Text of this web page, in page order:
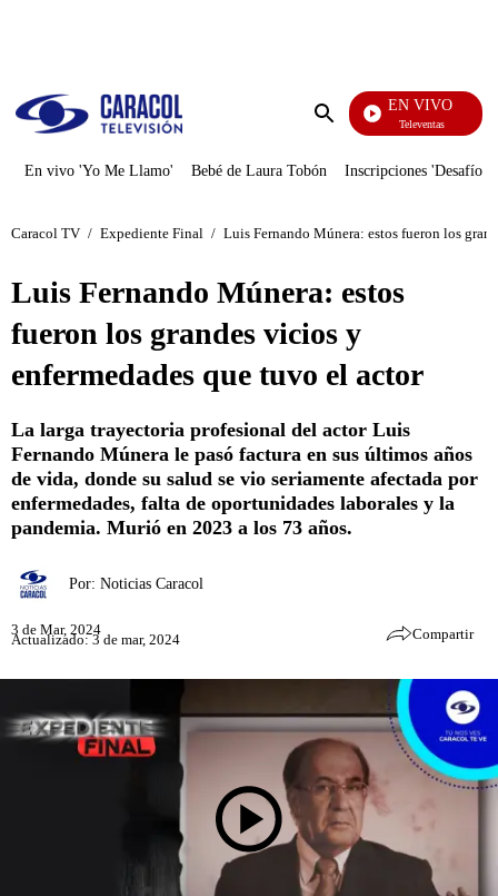
Enviar
EN VIVO
Televentas
En vivo 'Yo Me Llamo' Bebé de Laura Tobón Inscripciones 'Desafío'
Caracol TV / Expediente Final / Luis Fernando Múnera: estos fueron los
Luis Fernando Múnera: estos
fueron los grandes vicios y
enfermedades que tuvo el actor
La larga trayectoria profesional del actor Luis
Fernando Múnera le pasó factura en sus últimos años
de vida, donde su salud se vio seriamente afectada por
enfermedades, falta de oportunidades laborales y la
pandemia. Murió en 2023 a los 73 años.
Por: Noticias Caracol
3 de Mar, 2024
Actualizado: 3 de mar, 2024 Compartir